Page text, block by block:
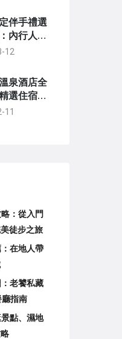
伴手禮選
內行人才
清單與避
12
泉酒店全
選住宿、
與泡湯秘
11
：從入門
徒步之旅
在地人帶
老饕私藏
指南
點、濕地